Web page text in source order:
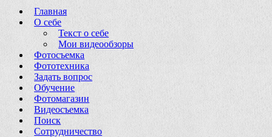
Главная
О себе
Текст о себе
Мои видеообзоры
Фотосъемка
Фототехника
Задать вопрос
Обучение
Фотомагазин
Видеосъемка
Поиск
Сотрудничество